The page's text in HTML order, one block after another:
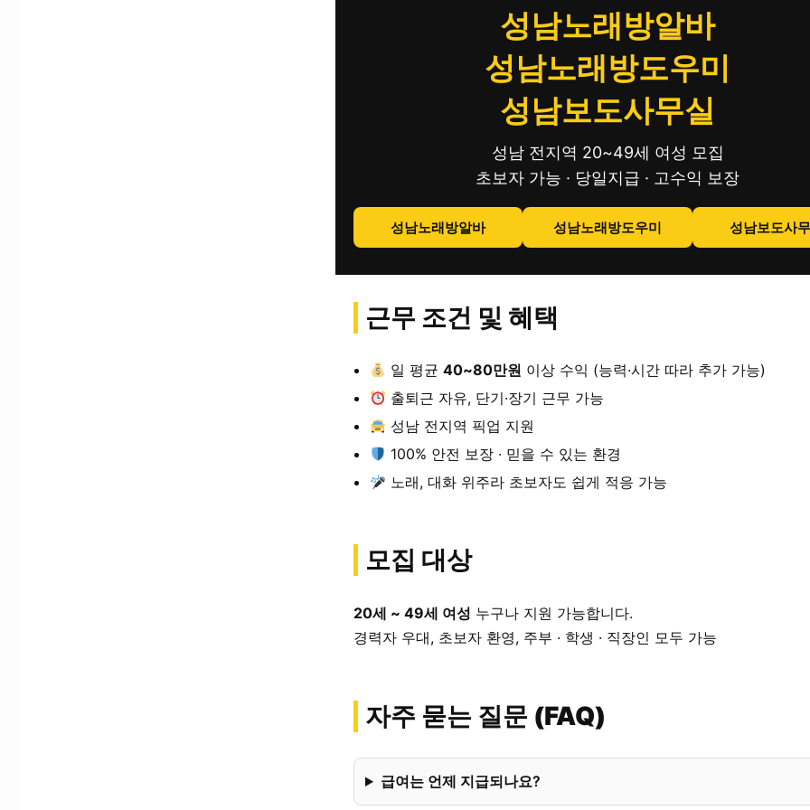
성남노래방알바
성남노래방도우미
성남보도사무실
성남 전지역 20~49세 여성 모집
초보자 가능 · 당일지급 · 고수익 보장
성남노래방알바 성남노래방도우미 성남보도사
근무 조건 및 혜택
일 평균40~80만원 이상 수익 (능력·시간 따라 추가 가능)
출퇴근 자유, 단기·장기 근무 가능
성남 전지역 픽업 지원
100% 안전 보장 · 믿을 수 있는 환경
노래, 대화 위주라 초보자도 쉽게 적응 가능
모집 대상
20세 ~ 49세 여성 누구나 지원 가능합니다.
경력자 우대, 초보자 환영, 주부 · 학생 · 직장인 모두 가능
자주 묻는 질문 (FAQ)
급여는 언제 지급되나요?